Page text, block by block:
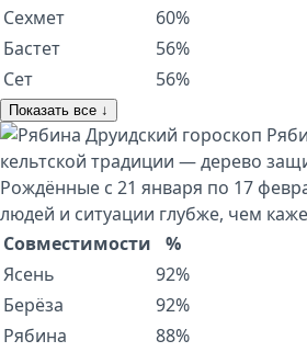
Сехмет
60%
Бастет
56%
Сет
56%
Показать все ↓
Друидский гороскоп
кельтской традиции — дерево
Рождённые с 21 января по 17
людей и ситуации глубже, чем
Совместимости
%
Ясень
92%
Берёза
92%
Рябина
88%